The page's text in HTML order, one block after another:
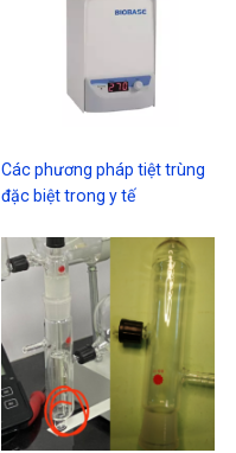
Các phương pháp tiệt trùng
đặc biệt trong y tế